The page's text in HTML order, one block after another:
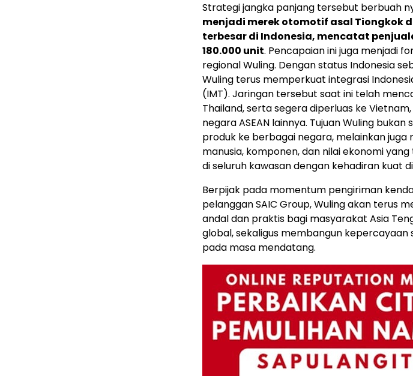
Strategi jangka panjang tersebut berbuah
menjadi merek otomotif asal Tiongkok
terbesar di Indonesia, mencatat
180.000 unit. Pencapaian ini juga menjadi
regional Wuling. Dengan status Indonesia
Wuling terus memperkuat integrasi
(IMT). Jaringan tersebut saat ini telah
Thailand, serta segera diperluas ke
negara ASEAN lainnya. Tujuan Wuling
produk ke berbagai negara, melainkan
manusia, komponen, dan nilai ekonomi
di seluruh kawasan dengan kehadiran kuat
Berpijak pada momentum pengiriman
pelanggan SAIC Group, Wuling akan terus
andal dan praktis bagi masyarakat Asia
global, sekaligus membangun
pada masa mendatang.